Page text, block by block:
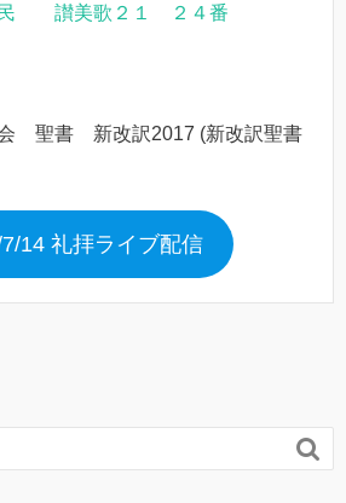
民 讃美歌２１ ２４番
聖書 新改訳2017 (新改訳聖書
14 礼拝ライブ配信
